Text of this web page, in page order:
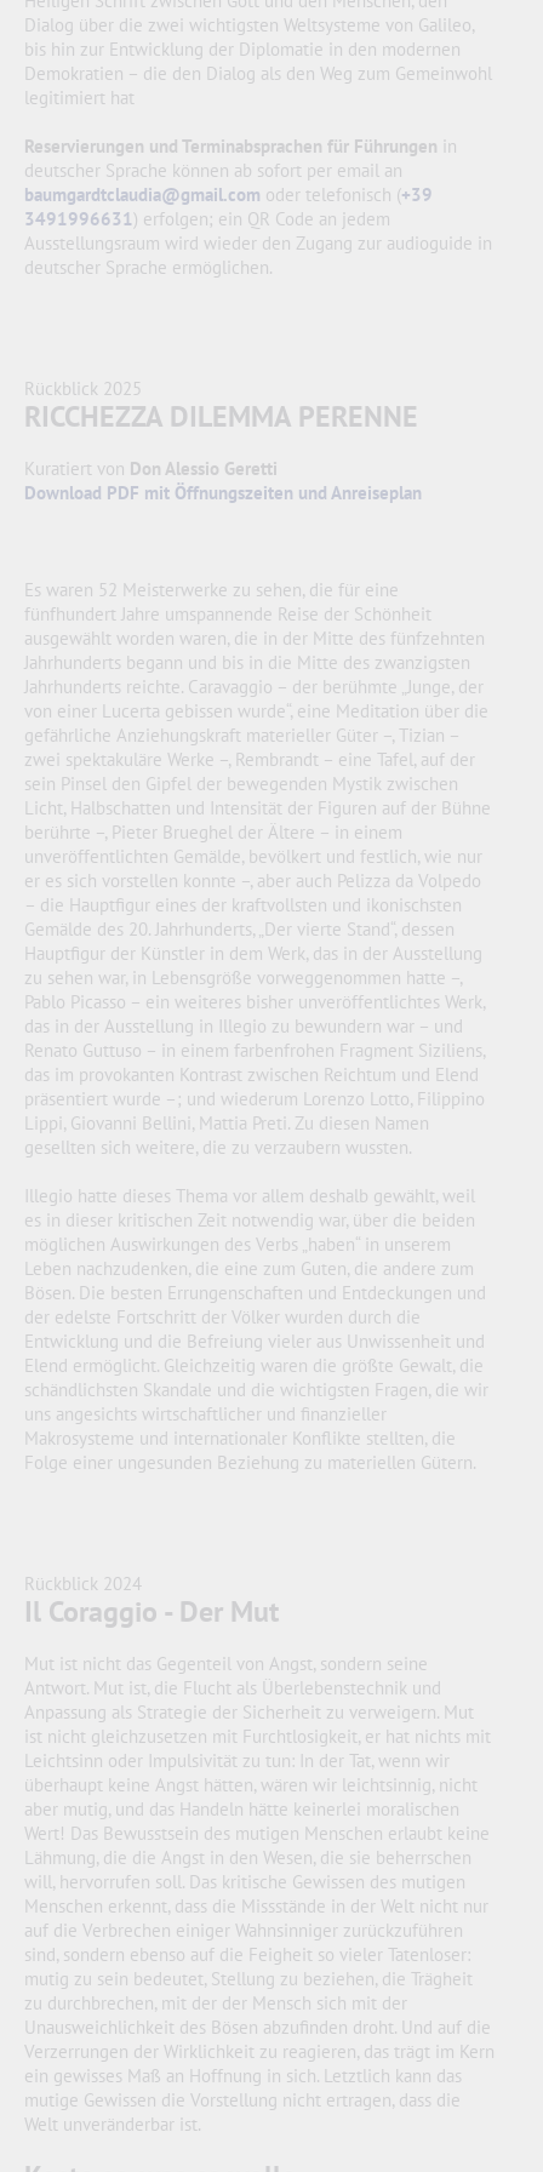
Dialog über die zwei wichtigsten Weltsysteme von Galileo,
bis hin zur Entwicklung der Diplomatie in den modernen
Demokratien – die den Dialog als den Weg zum Gemeinwohl
legitimiert hat
Reservierungen und Terminabsprachen für Führungen in
deutscher Sprache können ab sofort per email an
baumgardtclaudia@gmail.com oder telefonisch (+39
3491996631) erfolgen; ein QR Code an jedem
Ausstellungsraum wird wieder den Zugang zur audioguide in
deutscher Sprache ermöglichen.
Rückblick 2025
RICCHEZZA DILEMMA PERENNE
Kuratiert von Don Alessio Geretti
Download PDF mit Öffnungszeiten und Anreiseplan
Es waren 52 Meisterwerke zu sehen, die für eine
fünfhundert Jahre umspannende Reise der Schönheit
ausgewählt worden waren, die in der Mitte des fünfzehnten
Jahrhunderts begann und bis in die Mitte des zwanzigsten
Jahrhunderts reichte. Caravaggio – der berühmte „Junge, der
von einer Lucerta gebissen wurde“, eine Meditation über die
gefährliche Anziehungskraft materieller Güter –, Tizian –
zwei spektakuläre Werke –, Rembrandt – eine Tafel, auf der
sein Pinsel den Gipfel der bewegenden Mystik zwischen
Licht, Halbschatten und Intensität der Figuren auf der Bühne
berührte –, Pieter Brueghel der Ältere – in einem
unveröffentlichten Gemälde, bevölkert und festlich, wie nur
er es sich vorstellen konnte –, aber auch Pelizza da Volpedo
– die Hauptfigur eines der kraftvollsten und ikonischsten
Gemälde des 20. Jahrhunderts, „Der vierte Stand“, dessen
Hauptfigur der Künstler in dem Werk, das in der Ausstellung
zu sehen war, in Lebensgröße vorweggenommen hatte –,
Pablo Picasso – ein weiteres bisher unveröffentlichtes Werk,
das in der Ausstellung in Illegio zu bewundern war – und
Renato Guttuso – in einem farbenfrohen Fragment Siziliens,
das im provokanten Kontrast zwischen Reichtum und Elend
präsentiert wurde –; und wiederum Lorenzo Lotto, Filippino
Lippi, Giovanni Bellini, Mattia Preti. Zu diesen Namen
gesellten sich weitere, die zu verzaubern wussten.
Illegio hatte dieses Thema vor allem deshalb gewählt, weil
es in dieser kritischen Zeit notwendig war, über die beiden
möglichen Auswirkungen des Verbs „haben“ in unserem
Leben nachzudenken, die eine zum Guten, die andere zum
Bösen. Die besten Errungenschaften und Entdeckungen und
der edelste Fortschritt der Völker wurden durch die
Entwicklung und die Befreiung vieler aus Unwissenheit und
Elend ermöglicht. Gleichzeitig waren die größte Gewalt, die
schändlichsten Skandale und die wichtigsten Fragen, die wir
uns angesichts wirtschaftlicher und finanzieller
Makrosysteme und internationaler Konflikte stellten, die
Folge einer ungesunden Beziehung zu materiellen Gütern.
Rückblick 2024
Il Coraggio - Der Mut
Mut ist nicht das Gegenteil von Angst, sondern seine
Antwort. Mut ist, die Flucht als Überlebenstechnik und
Anpassung als Strategie der Sicherheit zu verweigern. Mut
ist nicht gleichzusetzen mit Furchtlosigkeit, er hat nichts mit
Leichtsinn oder Impulsivität zu tun: In der Tat, wenn wir
überhaupt keine Angst hätten, wären wir leichtsinnig, nicht
aber mutig, und das Handeln hätte keinerlei moralischen
Wert! Das Bewusstsein des mutigen Menschen erlaubt keine
Lähmung, die die Angst in den Wesen, die sie beherrschen
will, hervorrufen soll. Das kritische Gewissen des mutigen
Menschen erkennt, dass die Missstände in der Welt nicht nur
auf die Verbrechen einiger Wahnsinniger zurückzuführen
sind, sondern ebenso auf die Feigheit so vieler Tatenloser:
mutig zu sein bedeutet, Stellung zu beziehen, die Trägheit
zu durchbrechen, mit der der Mensch sich mit der
Unausweichlichkeit des Bösen abzufinden droht. Und auf die
Verzerrungen der Wirklichkeit zu reagieren, das trägt im Kern
ein gewisses Maß an Hoffnung in sich. Letztlich kann das
mutige Gewissen die Vorstellung nicht ertragen, dass die
Welt unveränderbar ist.